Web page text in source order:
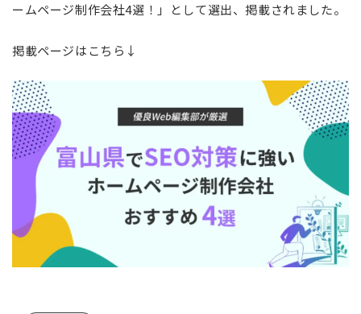
ームページ制作会社4選！」として選出、掲載されました。
掲載ページはこちら↓